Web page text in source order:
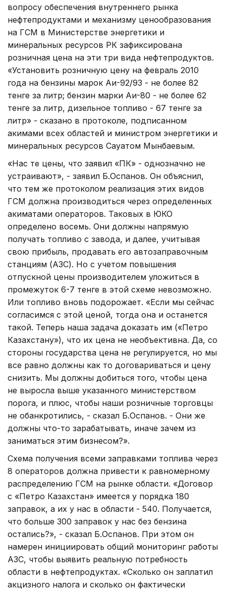
вопросу обеспечения внутреннего рынка
нефтепродуктами и механизму ценообразования
на ГСМ в Министерстве энергетики и
минеральных ресурсов РК зафиксирована
розничная цена на эти три вида нефтепродуктов.
«Установить розничную цену на февраль 2010
года на бензины марок Аи-92/93 - не более 82
тенге за литр; бензин марки Аи-80 - не более 62
тенге за литр, дизельное топливо - 67 тенге за
литр» - сказано в протоколе, подписанном
акимами всех областей и министром энергетики и
минеральных ресурсов Сауатом Мынбаевым.
«Нас те цены, что заявил «ПК» - однозначно не
устраивают», - заявил Б.Оспанов. Он объяснил,
что тем же протоколом реализация этих видов
ГСМ должна производиться через определенных
акиматами операторов. Таковых в ЮКО
определено восемь. Они должны напрямую
получать топливо с завода, и далее, учитывая
свою прибыль, продавать его автозаправочным
станциям (АЗС). Но с учетом повышения
отпускной цены производителем уложиться в
промежуток 6-7 тенге в этой схеме невозможно.
Или топливо вновь подорожает. «Если мы сейчас
согласимся с этой ценой, тогда она и останется
такой. Теперь наша задача доказать им («Петро
Казахстану»), что их цена не необъективна. Да, со
стороны государства цена не регулируется, но мы
все равно должны как то договариваться и цену
снизить. Мы должны добиться того, чтобы цена
не выросла выше указанного министерством
порога, и плюс, чтобы наши розничные торговцы
не обанкротились, - сказал Б.Оспанов. - Они же
должны что-то зарабатывать, иначе зачем из
заниматься этим бизнесом?».
Схема получения всеми заправками топлива через
8 операторов должна привести к равномерному
распределению ГСМ на рынке области. «Договор
с «Петро Казахстан» имеется у порядка 180
заправок, а их у нас в области - 540. Получается,
что больше 300 заправок у нас без бензина
остались?», - сказал Б.Оспанов. При этом он
намерен инициировать общий мониторинг работы
АЗС, чтобы выявить реальную потребность
области в нефтепродуктах. «Сколько он заплатил
акцизного налога и сколько он фактически